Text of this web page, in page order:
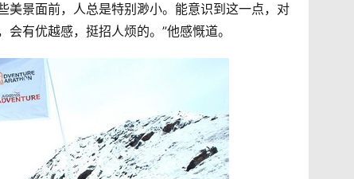
美景面前，人总是特别渺小。能意识到这一点，对
有优越感，挺招人烦的。”他感慨道。